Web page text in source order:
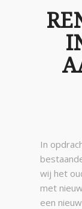
In
wij het
met
een